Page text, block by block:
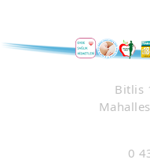
Bitlis
0